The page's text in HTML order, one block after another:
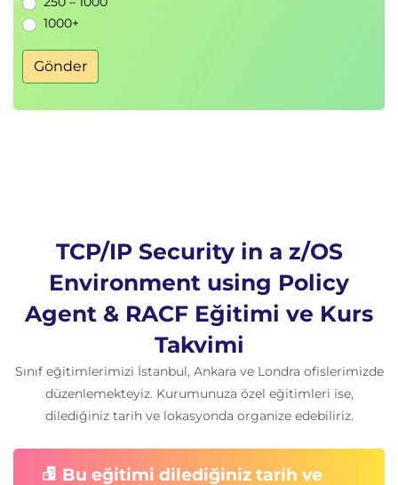
1000+
Gönder
TCP/IP Security in a z/OS
Environment using Policy
Agent & RACF Eğitimi ve Kurs
Takvimi
Sınıf eğitimlerimizi İstanbul, Ankara ve Londra ofislerimizde
düzenlemekteyiz. Kurumunuza özel eğitimleri ise,
dilediğiniz tarih ve lokasyonda organize edebiliriz.
Bu eğitimi dilediğiniz tarih ve